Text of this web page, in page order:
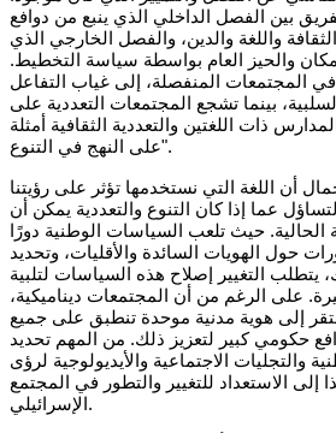
بين الفصل الداخلي الذي ينبع من دوافع
واللغة والدين، والفصل الخارجي الذي
والحيز العام بواسطة سياسة التخطيط.
المجتمعات المنفصلة، إلى غياب التفاعل
بينما تشجع المجتمعات التعددية على
ذات اللغتين والتعددية الثقافية أمثلة
على النهج في التنوع".
أن اللغة التي نستخدمها تؤثر على رؤيتنا
عما إذا كان التنوع والتعددية يمكن أن
الحالية. حيث تلعب السياسات الوطنية دورًا
حول الهويات السائدة والأقليات، وتحديد
يتطلب التغيير إصلاح هذه السياسات لتلبية
على الرغم من أن المجتمعات ديناميكية،
إلى هوية مدنية موحدة تنطبق على جميع
حكومي كبير لتعزيز ذلك. من المهم تحديد
والتجليات الاجتماعية والأيديولوجية لرؤى
إلى الاستعداد للتغيير والتطور في المجتمع
الإسرائيلي.